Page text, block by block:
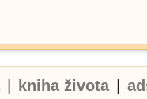
kniha života